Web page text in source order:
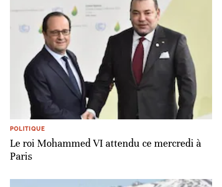
POLITIQUE
Le roi Mohammed VI attendu ce mercredi à
Paris